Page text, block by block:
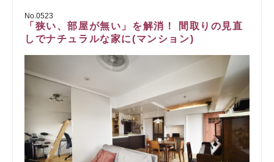
No.0523
「狭い、部屋が無い」を解消！ 間取りの見直
しでナチュラルな家に(マンション)